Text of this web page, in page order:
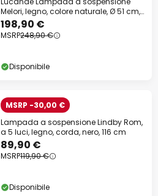
Melori, legno, colore naturale, Ø 51 cm,
E27
198,90 €
MSRP248,90 €
Disponibile
MSRP -30,00 €
Lampada a sospensione Lindby Rom,
a 5 luci, legno, corda, nero, 116 cm
89,90 €
MSRP119,90 €
Disponibile